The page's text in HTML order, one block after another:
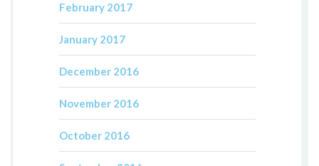
February 2017
January 2017
December 2016
November 2016
October 2016